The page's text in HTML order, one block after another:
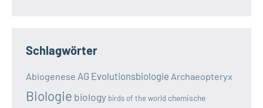
Schlagwörter
Abiogenese AG Evolutionsbiologie Archaeopteryx
Biologie biology birds of the world chemische